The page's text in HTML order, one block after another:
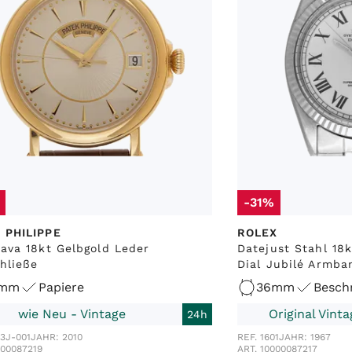
PHILIPPE
18kt Gelbgold Leder
Papiere
wie Neu - Vintage
24h
001JAHR: 2010
-31%
ROLEX
Datejust Stahl
Dial Jubilé
36mm
Original
REF. 1601JAHR: 1967
ART. 10000087217